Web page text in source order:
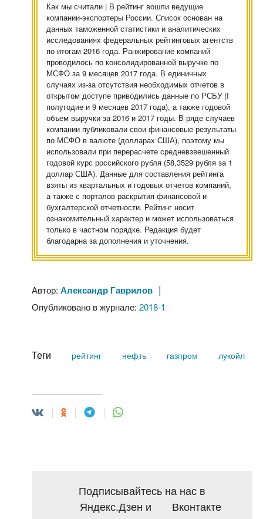
Как мы считали | В рейтинг вошли ведущие
компании-экспортеры России. Список основан на
данных таможенной статистики и аналитических
исследованиях федеральных рейтинговых агентств
по итогам 2016 года. Ранжирование компаний
проводилось по консолидированной выручке по
МСФО за 9 месяцев 2017 года. В единичных
случаях из-за отсутствия необходимых отчетов в
открытом доступе приводились данные по РСБУ (I
полугодие и 9 месяцев 2017 года), а также годовой
объем выручки за 2016 и 2017 годы. В ряде случаев
компании публиковали свои финансовые результаты
по МСФО в валюте (долларах США), поэтому мы
использовали при перерасчете средневзвешенный
годовой курс российского рубля (58,3529 рубля за 1
доллар США). Данные для составления рейтинга
взяты из квартальных и годовых отчетов компаний,
а также с порталов раскрытия финансовой и
бухгалтерской отчетности. Рейтинг носит
ознакомительный характер и может использоваться
только в частном порядке. Редакция будет
благодарна за дополнения и уточнения.
Автор: Александр Гаврилов|
Опубликовано в журнале: 2018-1
Теги рейтинг нефть газпром лукойл
Подписывайтесь на нас в
Яндекс.Дзен и Вконтакте